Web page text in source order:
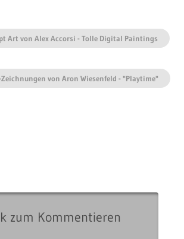
Art von Alex Accorsi - Tolle Digital Paintings
von Aron Wiesenfeld - "Playtime"